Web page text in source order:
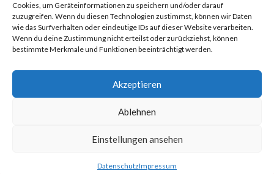
Cookies, um Geräteinformationen zu speichern und/oder darauf
zuzugreifen. Wenn du diesen Technologien zustimmst, können wir Daten
wie das Surfverhalten oder eindeutige IDs auf dieser Website verarbeiten.
Wenn du deine Zustimmung nicht erteilst oder zurückziehst, können
bestimmte Merkmale und Funktionen beeinträchtigt werden.
Akzeptieren
Ablehnen
Einstellungen ansehen
DatenschutzImpressum
Rechtliches
Datenschutz
Datenschutz